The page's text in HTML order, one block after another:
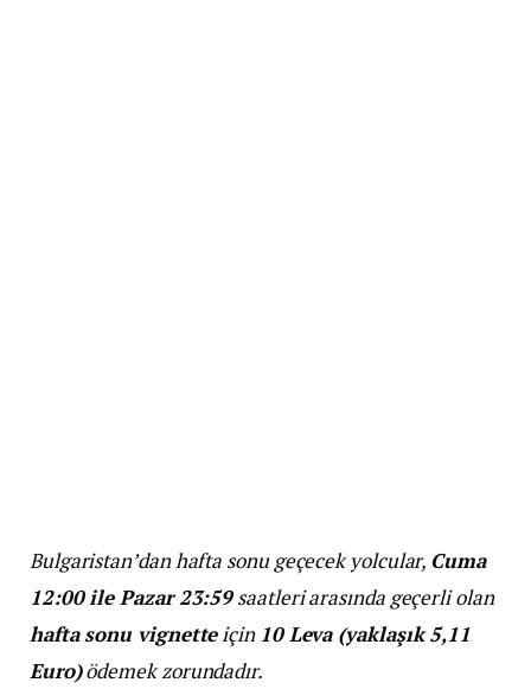
Bulgaristan’dan hafta sonu geçecek yolcular, Cuma
12:00 ile Pazar 23:59saatleri arasında geçerli olan
hafta sonu vignetteiçin 10 Leva (yaklaşık 5,11
Euro)ödemek zorundadır.